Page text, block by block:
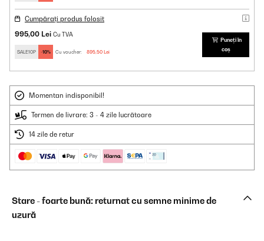
Cumpărați produs folosit
995,00 Lei Cu TVA
SALE10P -10% Cu voucher: 895,50 Lei
Puneți în
coș
Momentan indisponibil!
Termen de livrare: 3 - 4 zile lucrătoare
14 zile de retur
Stare - foarte bună: returnat cu semne minime de
uzură